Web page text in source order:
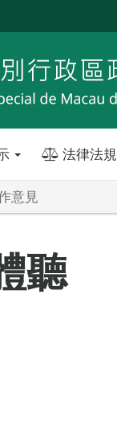
法律法規
意見
聽